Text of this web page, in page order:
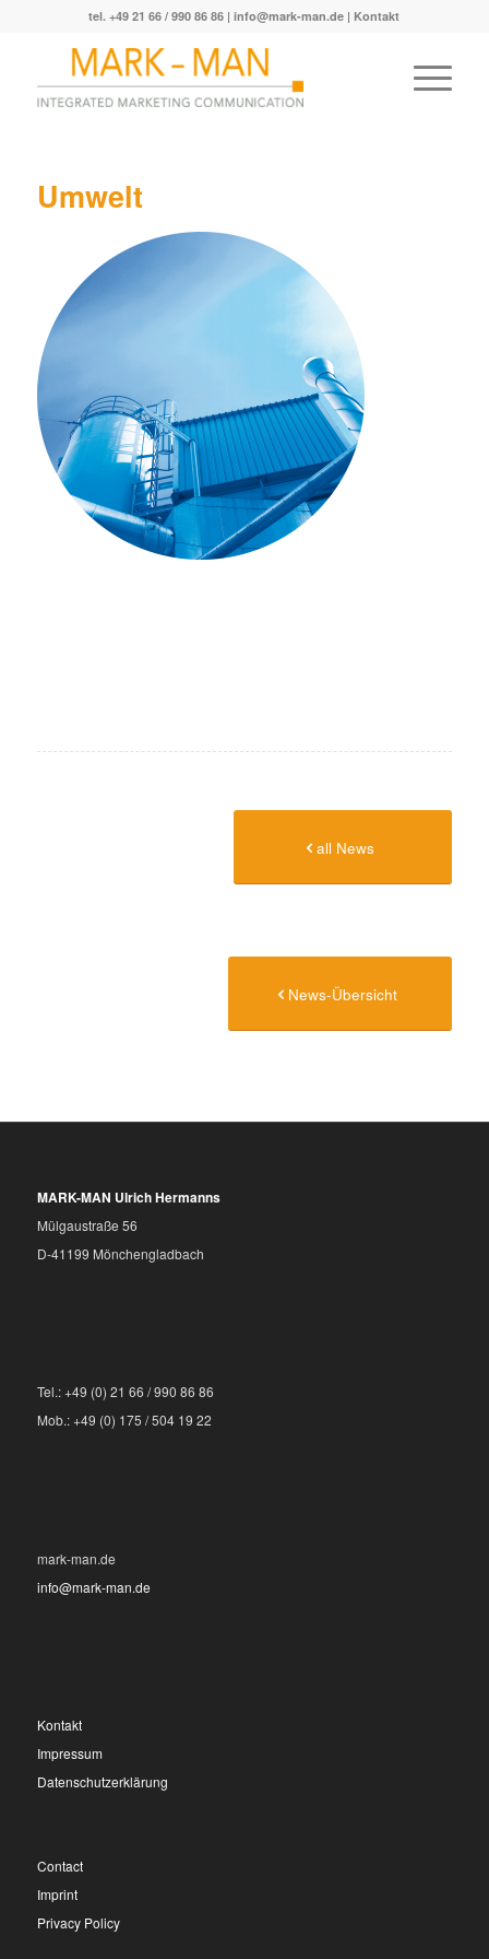
tel. +49 21 66 / 990 86 86 |info@mark-man.de | Kontakt
Umwelt
all News
News-Übersicht
MARK-MAN Ulrich Hermanns
Mülgaustraße 56
D-41199 Mönchengladbach
Tel.: +49 (0) 21 66 / 990 86 86
Mob.: +49 (0) 175 / 504 19 22
mark-man.de
info@mark-man.de
Kontakt
Impressum
Datenschutzerklärung
Contact
Imprint
Privacy Policy